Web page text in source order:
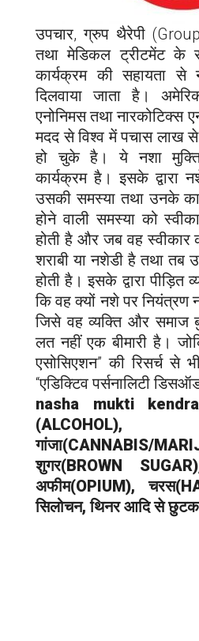
उपचार, ग्रुप थैरेपी
तथा मेडिकल ट्रीटमेंट के
कार्यक्रम की सहायता से
दिलवाया जाता है।
एनोनिमस तथा नारकोटिक्स
मदद से विश्व में पचास लाख
हो चुके है। ये नशा
कार्यक्रम है। इसके द्वारा
उसकी समस्या तथा उनके
होने वाली समस्या को
होती है और जब वह
शराबी या नशेडी है तथा तब
होती है। इसके द्वारा पीड़ित
कि वह क्यों नशे पर नियंत्रण
जिसे वह व्यक्ति और समाज
लत नहीं एक बीमारी है।
एसोसिएशन” की रिसर्च से
“एडिक्टिव पर्सनालिटी
nasha mukti
(ALCOHOL),
गांजा(CANNABIS/
शुगर(BROWN
अफीम(OPIUM),
सिलोचन, थिनर आदि से